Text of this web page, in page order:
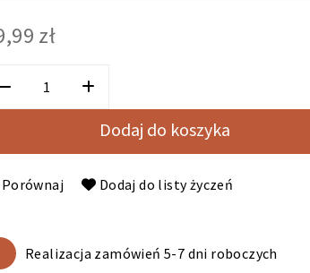
zł
Dodaj do koszyka
Porównaj Dodaj do listy życzeń
Realizacja zamówień 5-7 dni roboczych